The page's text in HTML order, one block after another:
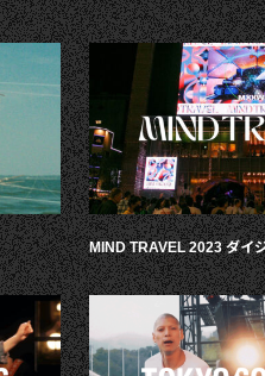
MIND TRAVEL 2023 ダイ